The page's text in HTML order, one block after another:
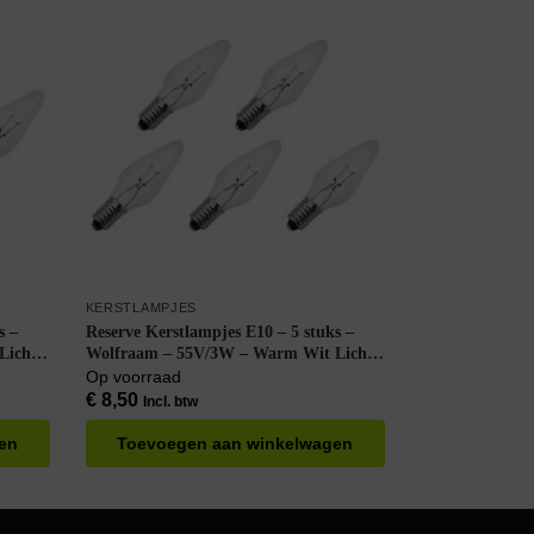
–
KERSTLAMPJES
Reserve Kerstlampjes E10 – 5 stuks –
Wolfraam – 55V/3W – Warm Wit Licht
– 2200K – 13 Lumen – Dimbaar – Helder
– Klassiek model
Op voorraad
€8,50 Incl. btw
Toevoegen aan winkelwagen